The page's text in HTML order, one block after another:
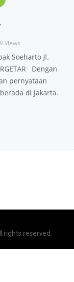
Views
Soeharto Jl.
Dengan
pernyataan
di Jakarta.
rights reserved.